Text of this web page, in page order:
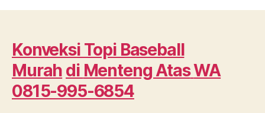
di
Menteng
Atas
Konveksi Topi Baseball
Murah di Menteng AtasWA
0815-995-6854